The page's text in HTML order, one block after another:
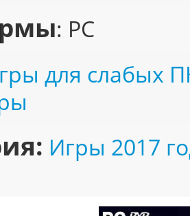
: PC
для слабых
Игры 2017